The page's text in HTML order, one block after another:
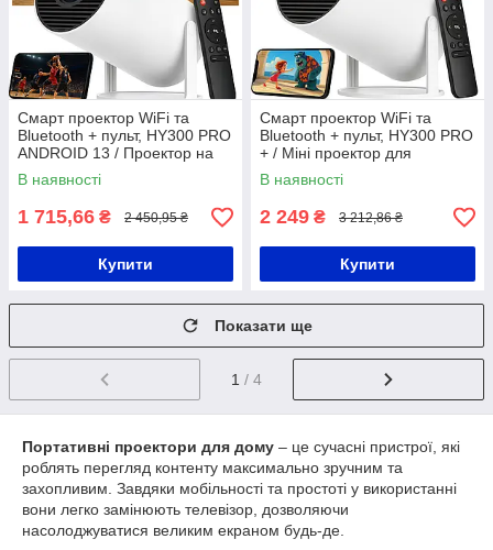
Смарт проектор WiFi та
Bluetooth + пульт, HY300 PRO
ANDROID 13 / Проектор на
андроїд / Портативний
проектор для дому
В наявності
1 715,66 ₴ 2 450,95 ₴
Купити
Смарт проектор WiFi та
Bluetooth + пульт, HY300 PRO
+ / Міні проектор для
смартфона / Домашній
проектор / Портативний
В наявності
2 249 ₴ 3 212,86 ₴
Купити
Показати ще
1 / 4
Портативні проектори для дому – це сучасні пристрої, які
роблять перегляд контенту максимально зручним та
захопливим. Завдяки мобільності та простоті у використанні
вони легко замінюють телевізор, дозволяючи
насолоджуватися великим екраном будь-де.